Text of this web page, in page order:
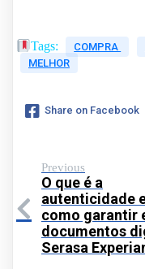
Tags: COMPRA
MELHOR
Share on Facebook
Previous
O que é a
autenticidade
como garantir
documentos
Serasa